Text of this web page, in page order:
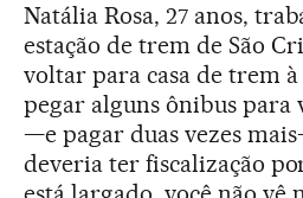
Natália Rosa, 27 anos,
estação de trem de São
voltar para casa de trem
pegar alguns ônibus
—e pagar duas vezes
deveria ter fiscalização